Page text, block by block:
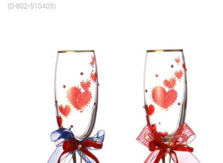
(D-802-510403)